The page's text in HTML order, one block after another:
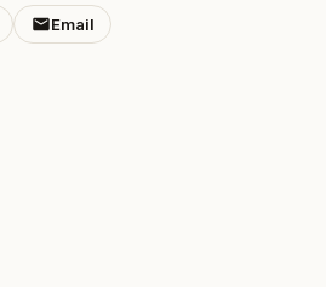
Email